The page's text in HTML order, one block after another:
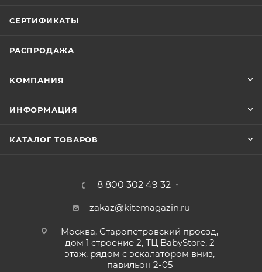
СЕРТИФИКАТЫ
РАСПРОДАЖА
КОМПАНИЯ
ИНФОРМАЦИЯ
КАТАЛОГ ТОВАРОВ
8 800 302 49 32
zakaz@kitemagazin.ru
Москва, Старопетровский проезд,
дом 1 строение 2, ТЦ BabyStore, 2
этаж, рядом с эскалатором вниз,
павильон 2-05